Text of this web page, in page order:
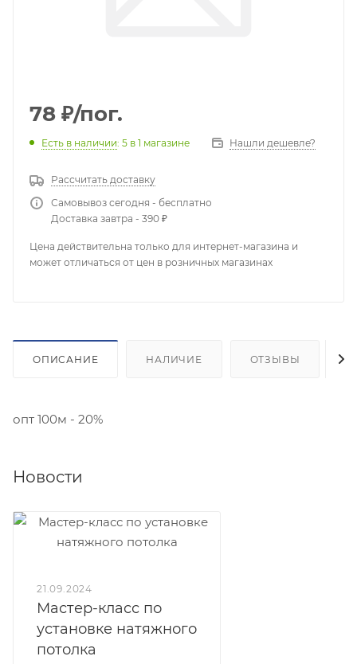
78 ₽/пог.
Есть в наличии: 5 в 1 магазине Нашли дешевле?
Рассчитать доставку
Самовывоз сегодня - бесплатно
Доставка завтра - 390 ₽
Цена действительна только для интернет-магазина и
может отличаться от цен в розничных магазинах
ОПИСАНИЕ НАЛИЧИЕ ОТЗЫВЫ
опт 100м - 20%
Новости
21.09.2024
Мастер-класс по
установке натяжного
потолка